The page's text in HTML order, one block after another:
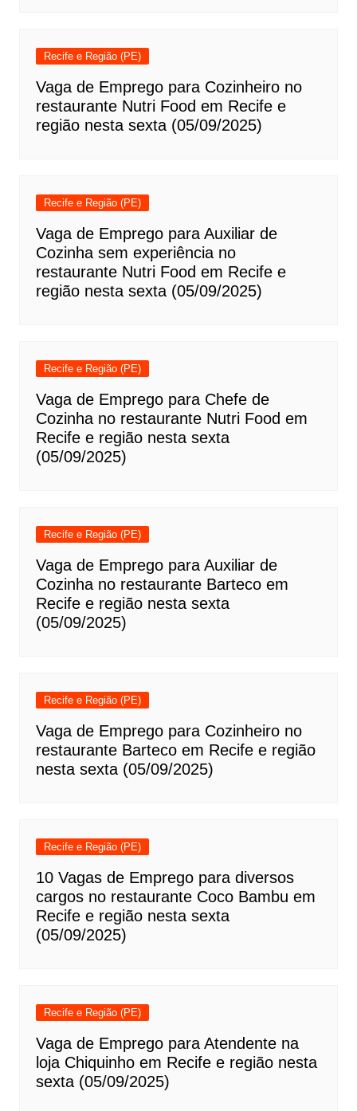
Recife e Região (PE)
Vaga de Emprego para Cozinheiro no
restaurante Nutri Food em Recife e
região nesta sexta (05/09/2025)
Recife e Região (PE)
Vaga de Emprego para Auxiliar de
Cozinha sem experiência no
restaurante Nutri Food em Recife e
região nesta sexta (05/09/2025)
Recife e Região (PE)
Vaga de Emprego para Chefe de
Cozinha no restaurante Nutri Food em
Recife e região nesta sexta
(05/09/2025)
Recife e Região (PE)
Vaga de Emprego para Auxiliar de
Cozinha no restaurante Barteco em
Recife e região nesta sexta
(05/09/2025)
Recife e Região (PE)
Vaga de Emprego para Cozinheiro no
restaurante Barteco em Recife e região
nesta sexta (05/09/2025)
Recife e Região (PE)
10 Vagas de Emprego para diversos
cargos no restaurante Coco Bambu em
Recife e região nesta sexta
(05/09/2025)
Recife e Região (PE)
Vaga de Emprego para Atendente na
loja Chiquinho em Recife e região nesta
sexta (05/09/2025)